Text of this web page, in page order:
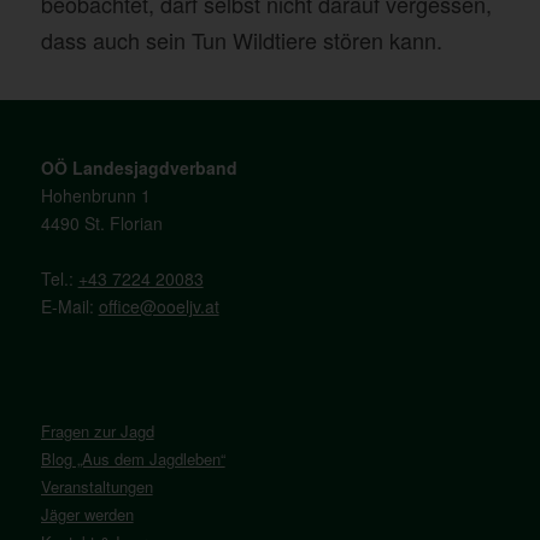
dass auch sein Tun Wildtiere stören kann.
OÖ Landesjagdverband
Hohenbrunn 1
4490 St. Florian
Tel.: +43 7224 20083
E-Mail: office@ooeljv.at
Fragen zur Jagd
Blog „Aus dem Jagdleben“
Veranstaltungen
Jäger werden